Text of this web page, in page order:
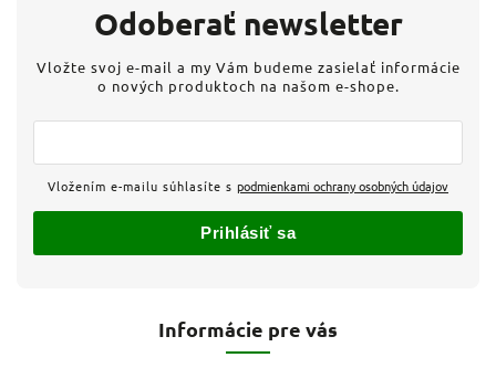
Informácie pre vás
Odoberať newsletter
Vložte svoj e-mail a my Vám budeme zasielať informácie
o nových produktoch na našom e-shope.
Vložením e-mailu súhlasíte s podmienkami ochrany osobných údajov
Prihlásiť sa